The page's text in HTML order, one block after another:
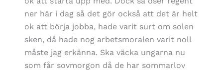
ner här i dag så det gör också att det är helt
ok att börja jobba, hade varit surt om solen
sken, då hade nog arbetsmoralen varit noll
måste jag erkänna. Ska väcka ungarna nu
som får sovmorgon då de har sommarlov